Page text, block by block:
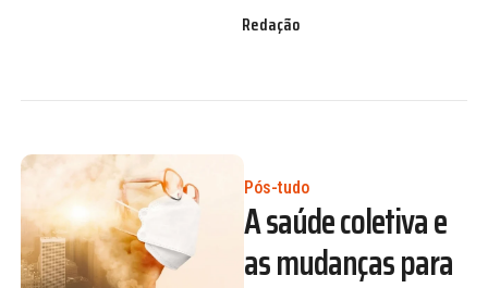
Redação
Pós-tudo
A saúde coletiva e
as mudanças para